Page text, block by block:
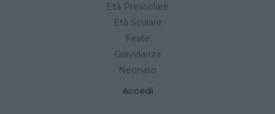
Età Prescolare
Età Scolare
Feste
Gravidanza
Neonato
Accedi